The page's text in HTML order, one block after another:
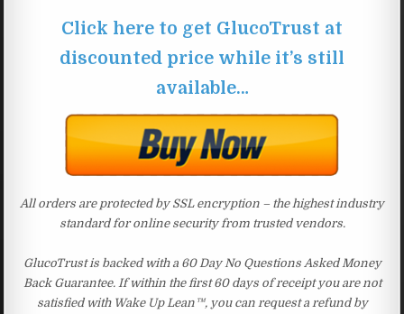
Click here to get GlucoTrust at
discounted price while it’s still
available…
All orders are protected by SSL encryption – the highest industry
standard for online security from trusted vendors.
GlucoTrust is backed with a 60 Day No Questions Asked Money
Back Guarantee. If within the first 60 days of receipt you are not
satisfied with Wake Up Lean™, you can request a refund by